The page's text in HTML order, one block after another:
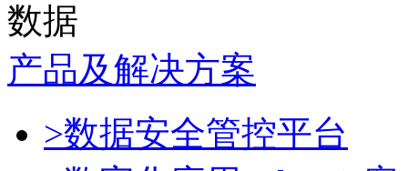
数据
产品及解决方案
>数据安全管控平台